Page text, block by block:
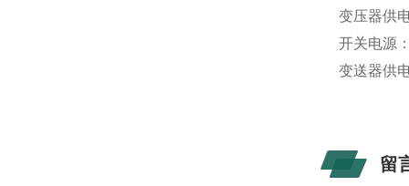
变压器供
开关电源
变送器供
留